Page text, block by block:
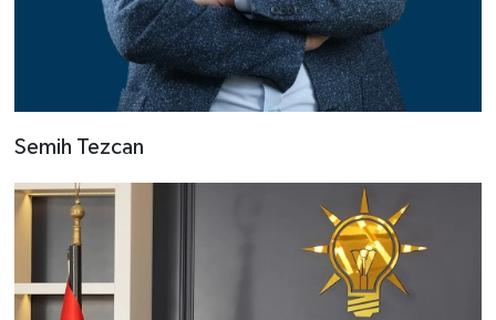
Semih Tezcan